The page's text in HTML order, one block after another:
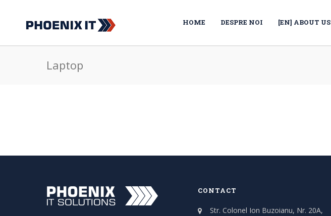
HOME DESPRE NOI [EN] ABOUT US
Laptop
CONTACT
Str. Colonel Ion Buzoianu, Nr. 20A,